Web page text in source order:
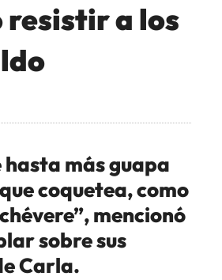
resistir a los
más guapa
coquetea, como
mencionó
sobre sus
Carla.